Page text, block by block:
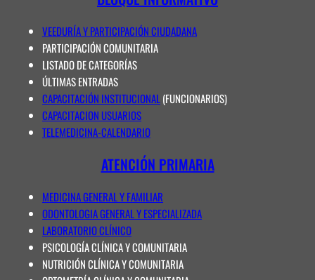
VEEDURÍA Y PARTICIPACIÓN CIUDADANA
PARTICIPACIÓN COMUNITARIA
LISTADO DE CATEGORÍAS
ÚLTIMAS ENTRADAS
CAPACITACIÓN INSTITUCIONAL(FUNCIONARIOS)
CAPACITACION USUARIOS
TELEMEDICINA-CALENDARIO
ATENCIÓN PRIMARIA
MEDICINA GENERAL Y FAMILIAR
ODONTOLOGIA GENERAL Y ESPECIALIZADA
LABORATORIO CLÍNICO
PSICOLOGÍA CLÍNICA Y COMUNITARIA
NUTRICIÓN CLÍNICA Y COMUNITARIA